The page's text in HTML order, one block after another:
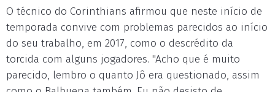
O técnico do Corinthians afirmou que neste início de
temporada convive com problemas parecidos ao início
do seu trabalho, em 2017, como o descrédito da
torcida com alguns jogadores. "Acho que é muito
parecido, lembro o quanto Jô era questionado, assim